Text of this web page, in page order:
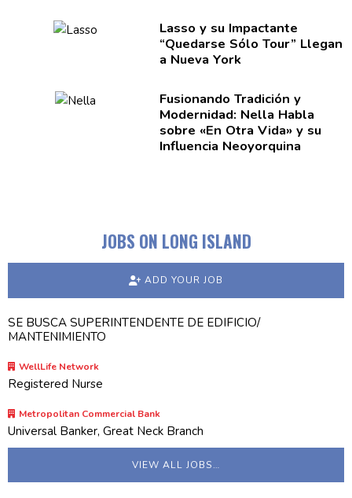
Lasso y su Impactante
“Quedarse Sólo Tour” Llegan
a Nueva York
Fusionando Tradición y
Modernidad: Nella Habla
sobre «En Otra Vida» y su
Influencia Neoyorquina
JOBS ON LONG ISLAND
ADD YOUR JOB
SE BUSCA SUPERINTENDENTE DE EDIFICIO/
MANTENIMIENTO
WellLife Network
Registered Nurse
Metropolitan Commercial Bank
Universal Banker, Great Neck Branch
VIEW ALL JOBS…